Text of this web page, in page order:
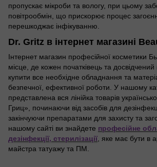
пропускає мікроби та вологу, при цьому
повітрообмін, що прискорює процес
перешкоджає інфікуванню.
Dr. Gritz в інтернет магазині
Інтернет магазин професійної косметики
місце, де кожен початківець та
купити все необхідне обладнання та
безпечної, ефективної роботи. У нашому
представлена ​​вся лінійка товарів
Гриц», починаючи від засобів для
закінчуючи препаратами для захисту та
нашому сайті ви знайдете професійне
дезінфекції, стерилізації, яке має бути в
майстра татуажу та ПМ.